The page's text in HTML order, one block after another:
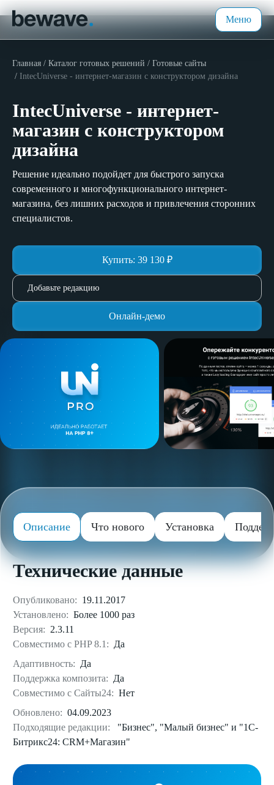
Меню
Главная Каталог готовых решений
Готовые сайты
IntecUniverse - интернет-магазин с конструктором дизайна
IntecUniverse - интернет-
магазин с конструктором
дизайна
Решение идеально подойдет для быстрого запуска
современного и многофункционального интернет-
магазина, без лишних расходов и привлечения сторонних
специалистов.
Купить: 39 130₽
Добавьте редакцию
Онлайн-демо
Описание Что нового Установка
Технические данные
Опубликовано: 19.11.2017
Установлено: Более 1000 раз
Версия: 2.3.11
Совместимо с PHP 8.1: Да
Адаптивность: Да
Поддержка композита: Да
Совместимо с Сайты24: Нет
Обновлено: 04.09.2023
Подходящие редакции:
"Бизнес", "Малый бизнес" и "1С-
Битрикс24: CRM+Магазин"